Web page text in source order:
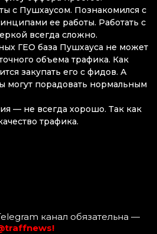
с Пушхаусом. Познакомился с
ее работы. Работать с
всегда сложно.
ГЕО база Пушхауса не может
объема трафика. Как
закупать его с фидов. А
могут порадовать нормальным
— не всегда хорошо. Так как
трафика.
канал обязательна —